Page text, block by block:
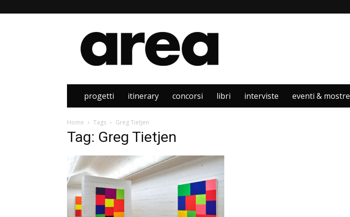
Area
progetti itinerary concorsi libri interviste eventi & mostre
Home Tags Greg Tietjen
Tag: Greg Tietjen